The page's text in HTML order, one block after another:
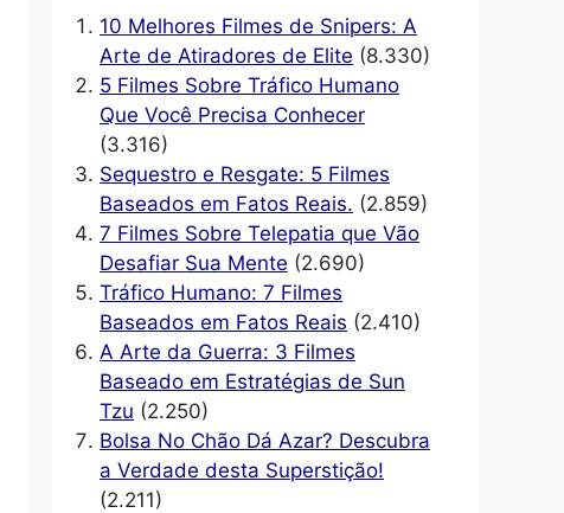
10 Melhores Filmes de Snipers: A
Arte de Atiradores de Elite (8.330)
5 Filmes Sobre Tráfico Humano
Que Você Precisa Conhecer
(3.316)
Sequestro e Resgate: 5 Filmes
Baseados em Fatos Reais. (2.859)
7 Filmes Sobre Telepatia que Vão
Desafiar Sua Mente (2.690)
Tráfico Humano: 7 Filmes
Baseados em Fatos Reais (2.410)
A Arte da Guerra: 3 Filmes
Baseado em Estratégias de Sun
Tzu (2.250)
Bolsa No Chão Dá Azar? Descubra
a Verdade desta Superstição!
(2.211)